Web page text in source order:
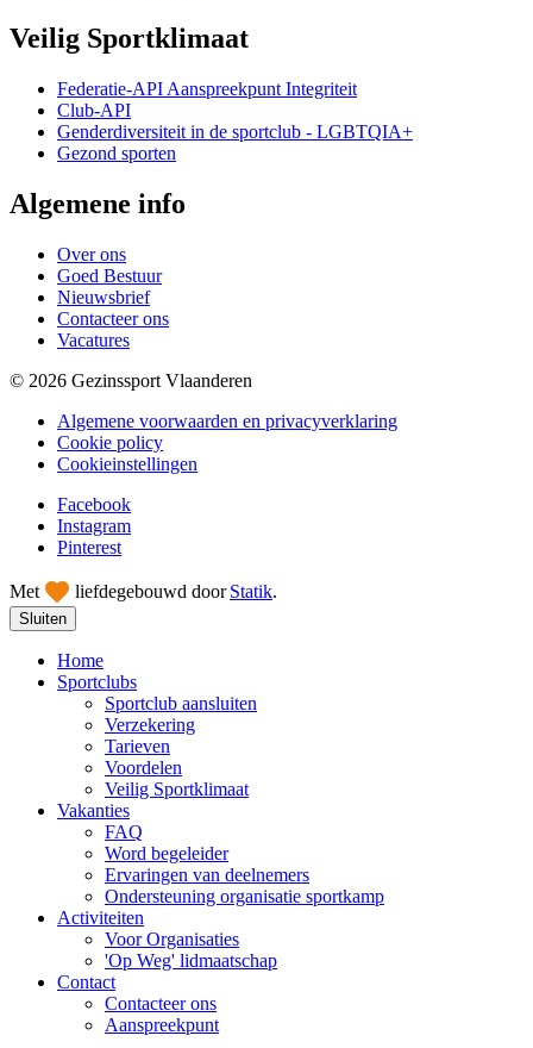
Veilig Sportklimaat
Federatie-API Aanspreekpunt Integriteit
Club-API
Genderdiversiteit in de sportclub - LGBTQIA+
Gezond sporten
Algemene info
Over ons
Goed Bestuur
Nieuwsbrief
Contacteer ons
Vacatures
© 2026 Gezinssport Vlaanderen
Algemene voorwaarden en privacyverklaring
Cookie policy
Cookieinstellingen
Facebook
Instagram
Pinterest
Met liefdegebouwd door Statik.
Sluiten
Home
Sportclubs
Sportclub aansluiten
Verzekering
Tarieven
Voordelen
Veilig Sportklimaat
Vakanties
FAQ
Word begeleider
Ervaringen van deelnemers
Ondersteuning organisatie sportkamp
Activiteiten
Voor Organisaties
'Op Weg' lidmaatschap
Contact
Contacteer ons
Aanspreekpunt